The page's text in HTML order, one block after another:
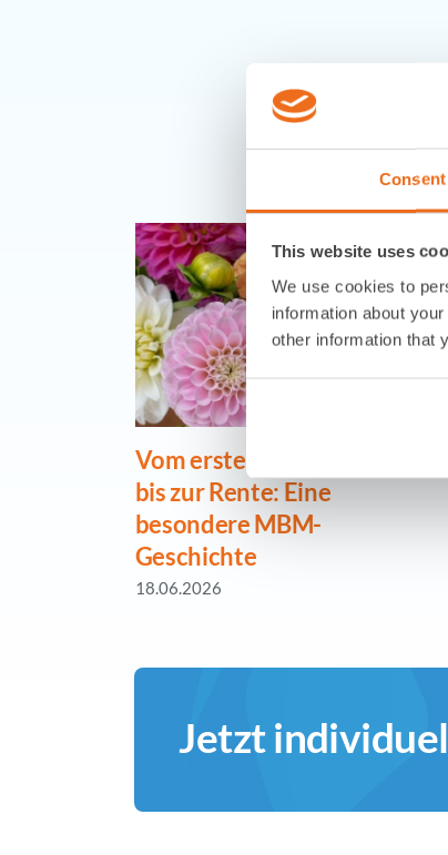
Consent
This website uses
We use cookies to
information about
other information that
Vom ersten Arbeitstag
bis zur Rente: Eine
besondere MBM-
Geschichte
18.06.2026
Jetzt